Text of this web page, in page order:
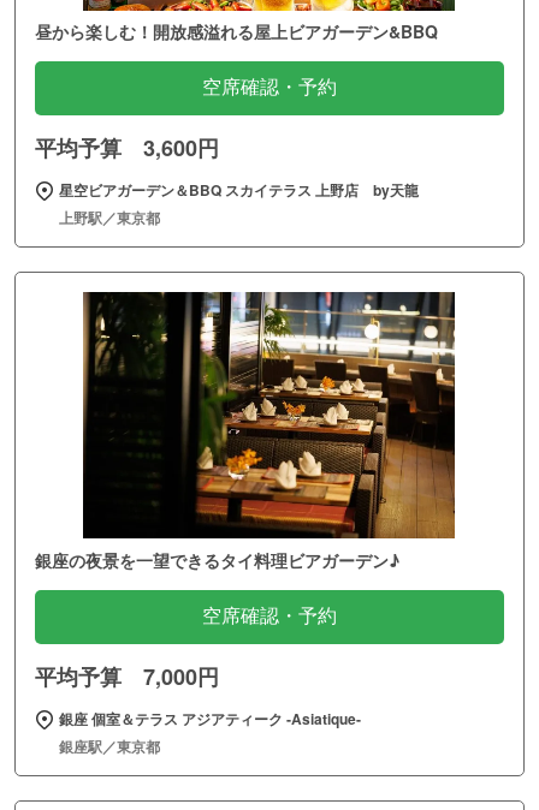
昼から楽しむ！開放感溢れる屋上ビアガーデン&BBQ
空席確認・予約
平均予算 3,600円
星空ビアガーデン＆BBQ スカイテラス 上野店 by天龍
上野駅／東京都
銀座の夜景を一望できるタイ料理ビアガーデン♪
空席確認・予約
平均予算 7,000円
銀座 個室＆テラス アジアティーク ‐Asiatique‐
銀座駅／東京都